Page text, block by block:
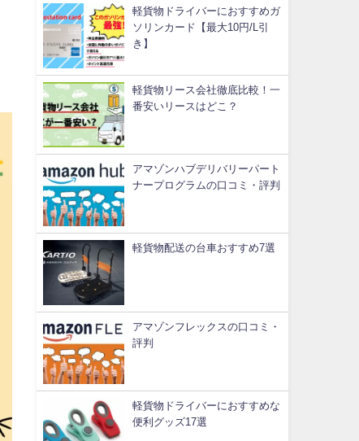
軽貨物ドライバーにおすすめガ
ソリンカード【最大10円/L引
き】
軽貨物リース会社徹底比較！一
番安いリースはどこ？
アマゾンハブデリバリーパート
ナープログラムの口コミ・評判
軽貨物配送の台車おすすめ7選
アマゾンフレックスの口コミ・
評判
軽貨物ドライバーにおすすめな
便利グッズ17選